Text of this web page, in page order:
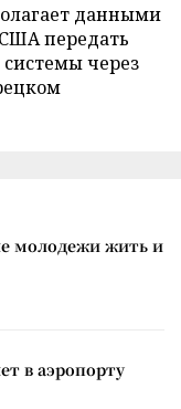
данными
передать
через
молодежи жить и
в аэропорту